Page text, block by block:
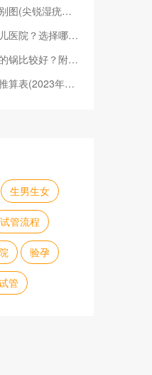
锐湿疣？别慌，
？选择哪家医院的
比较好？附2023
表(2023年最新
生男生女
试管流程
验孕
管